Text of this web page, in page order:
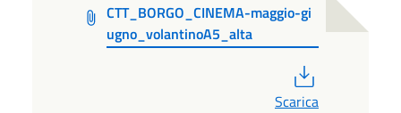
CTT_BORGO_CINEMA-maggio-gi
ugno_volantinoA5_alta
Scarica